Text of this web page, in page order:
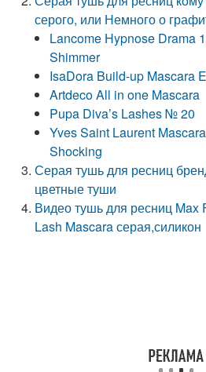
серого, или Немного о
Lancome Hypnose Drama
Shimmer
IsaDora Build-up Mascara
Artdeco All in one Mascara
Pupa Diva’s Lashes № 20
Yves Saint Laurent
Shocking
Серая тушь для ресниц
цветные туши
Видео тушь для ресниц Max
Lash Mascara серая,силикон